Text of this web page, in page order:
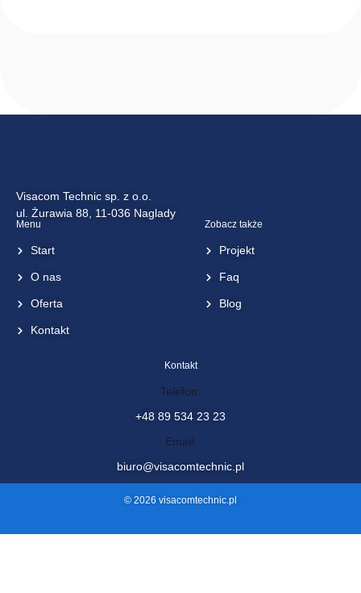
Visacom Technic sp. z o.o.
ul. Żurawia 88, 11-036 Naglady
Menu
Start
O nas
Oferta
Kontakt
Zobacz także
Projekt
Faq
Blog
Kontakt
Telefon:
+48 89 534 23 23
Email:
biuro@visacomtechnic.pl
© 2026 visacomtechnic.pl